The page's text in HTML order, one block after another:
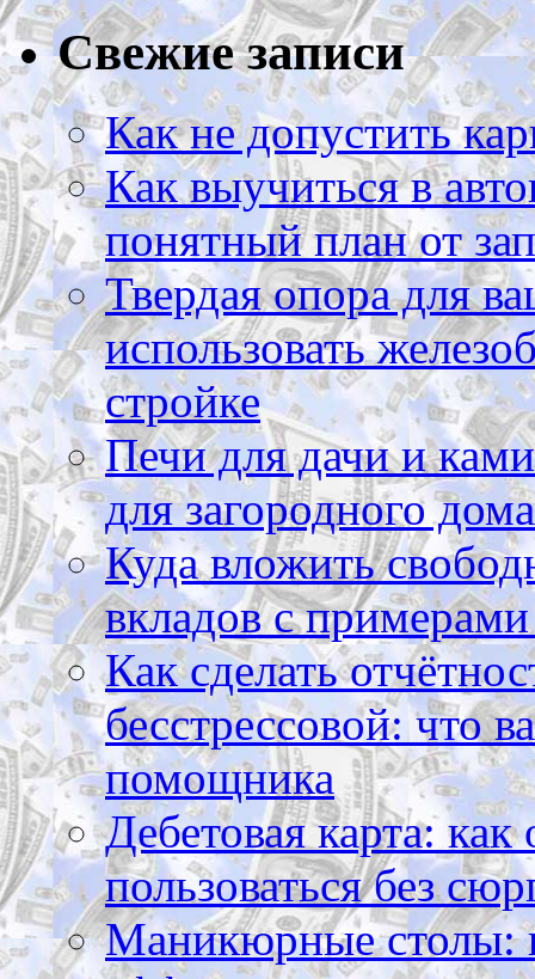
Свежие записи
Как не допустить
Как выучиться в
понятный план от
Твердая опора для
использовать
стройке
Печи для дачи и
для загородного дома
Куда вложить
вкладов с
Как сделать
бесстрессовой: что
помощника
Дебетовая карта:
пользоваться без
Маникюрные столы: